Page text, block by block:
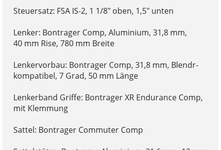
Steuersatz: FSA IS-2, 1 1/8" oben, 1,5" unten
Lenker: Bontrager Comp, Aluminium, 31,8 mm,
40 mm Rise, 780 mm Breite
Lenkervorbau: Bontrager Comp, 31,8 mm, Blendr-
kompatibel, 7 Grad, 50 mm Länge
Lenkerband Griffe: Bontrager XR Endurance Comp,
mit Klemmung
Sattel: Bontrager Commuter Comp